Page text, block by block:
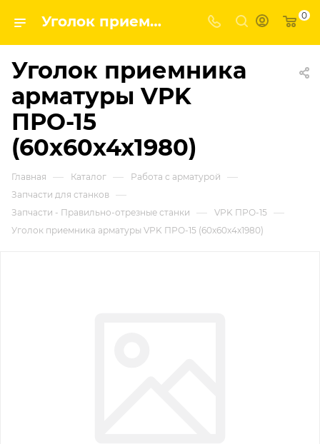
Уголок приемника арматуры VPK ПРО-15 (60х60х4х1980) | Завод строительных и промышленных механизмов VPK 0
Уголок приемника
арматуры VPK
ПРО-15
(60х60х4х1980)
Главная — Каталог — Работа с арматурой —
Запчасти для станков —
Запчасти - Правильно-отрезные станки — VPK ПРО-15 —
Уголок приемника арматуры VPK ПРО-15 (60х60х4х1980)